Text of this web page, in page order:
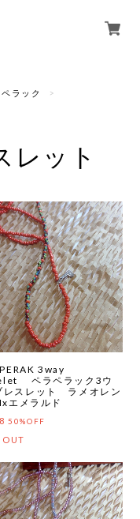
ラック
ット
3way
ペラペラック3ウ
レスレット ラメオレン
エメラルド
50%OFF
OUT